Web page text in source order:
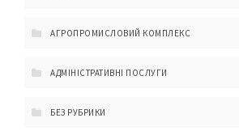
АГРОПРОМИСЛОВИЙ КОМПЛЕКС
АДМІНІСТРАТИВНІ ПОСЛУГИ
БЕЗ РУБРИКИ